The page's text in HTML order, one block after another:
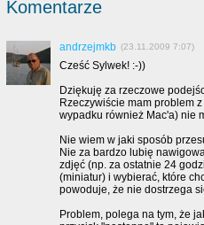
Komentarze
andrzejmkb (23.11.2009 7:07)
Cześć Sylwek! :-))
Dziękuję za rzeczowe
Rzeczywiście mam problem
wypadku również Mac'a) nie
Nie wiem w jaki sposób
Nie za bardzo lubię
zdjęć (np. za ostatnie 24
(miniatur) i wybierać, które
powoduje, że nie dostrzega
Problem, polega na tym, że